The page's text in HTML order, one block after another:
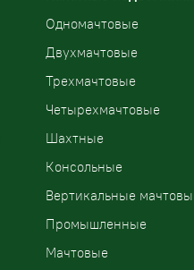
Одномачтовые
Двухмачтовые
Трехмачтовые
Четырехмачтовые
Шахтные
Консольные
Вертикальные
Промышленные
Мачтовые